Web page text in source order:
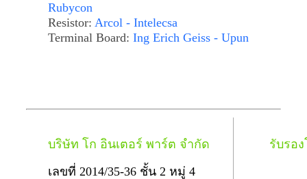
Rubycon
Resistor: Arcol - Intelecsa
Terminal Board: Ing Erich Geiss - Upun
บริษัท โก อินเตอร์ พาร์ต จำกัด
เลขที่ 2014/35-36 ชั้น 2 หมู่ 4
รับรอ